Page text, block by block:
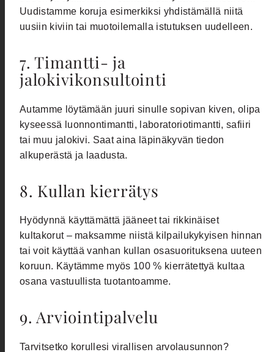
Uudistamme koruja esimerkiksi yhdistämällä niitä
uusiin kiviin tai muotoilemalla istutuksen uudelleen.
7. Timantti- ja
jalokivikonsultointi
Autamme löytämään juuri sinulle sopivan kiven, olipa
kyseessä luonnontimantti, laboratoriotimantti, safiiri
tai muu jalokivi. Saat aina läpinäkyvän tiedon
alkuperästä ja laadusta.
8. Kullan kierrätys
Hyödynnä käyttämättä jääneet tai rikkinäiset
kultakorut – maksamme niistä kilpailukykyisen hinnan
tai voit käyttää vanhan kullan osasuorituksena uuteen
koruun. Käytämme myös 100 % kierrätettyä kultaa
osana vastuullista tuotantoamme.
9. Arviointipalvelu
Tarvitsetko korullesi virallisen arvolausunnon?